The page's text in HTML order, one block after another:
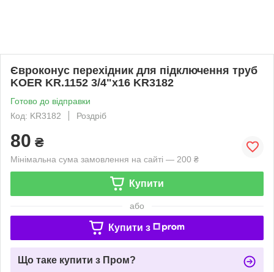
Євроконус перехідник для підключення труб
KOER KR.1152 3/4"x16 KR3182
Готово до відправки
Код: KR3182
Роздріб
80 ₴
Мінімальна сума замовлення на сайті — 200 ₴
Купити
або
Купити з
Що таке купити з Пром?